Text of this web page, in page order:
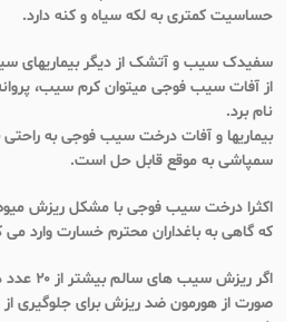
حساسیت کمتری به لکه سیاه و کنه دارد.
سفیدک سیب و آتشک از دیگر بیماریهای
از آفات سیب فوجی میتوان کرم سیب، پروانه
نام برد.
بیماریها و آفات درخت سیب فوجی به
سمپاشی به موقع قابل حل است.
اکثرا درخت سیب فوجی با مشکل ریزش
که گاهی به باغداران محترم خسارت وارد می
اگر ریزش
صورت از هورمون ضد ریزش برای جلوگیری